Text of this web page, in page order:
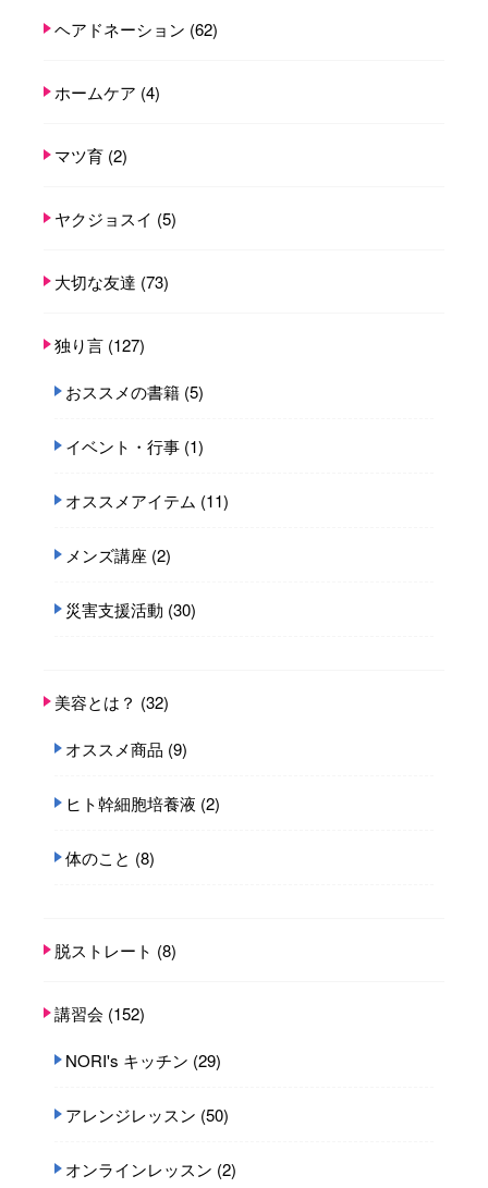
ヘアドネーション (62)
ホームケア (4)
マツ育 (2)
ヤクジョスイ (5)
大切な友達 (73)
独り言 (127)
おススメの書籍 (5)
イベント・行事 (1)
オススメアイテム (11)
メンズ講座 (2)
災害支援活動 (30)
美容とは？ (32)
オススメ商品 (9)
ヒト幹細胞培養液 (2)
体のこと (8)
脱ストレート (8)
講習会 (152)
NORI's キッチン (29)
アレンジレッスン (50)
オンラインレッスン (2)